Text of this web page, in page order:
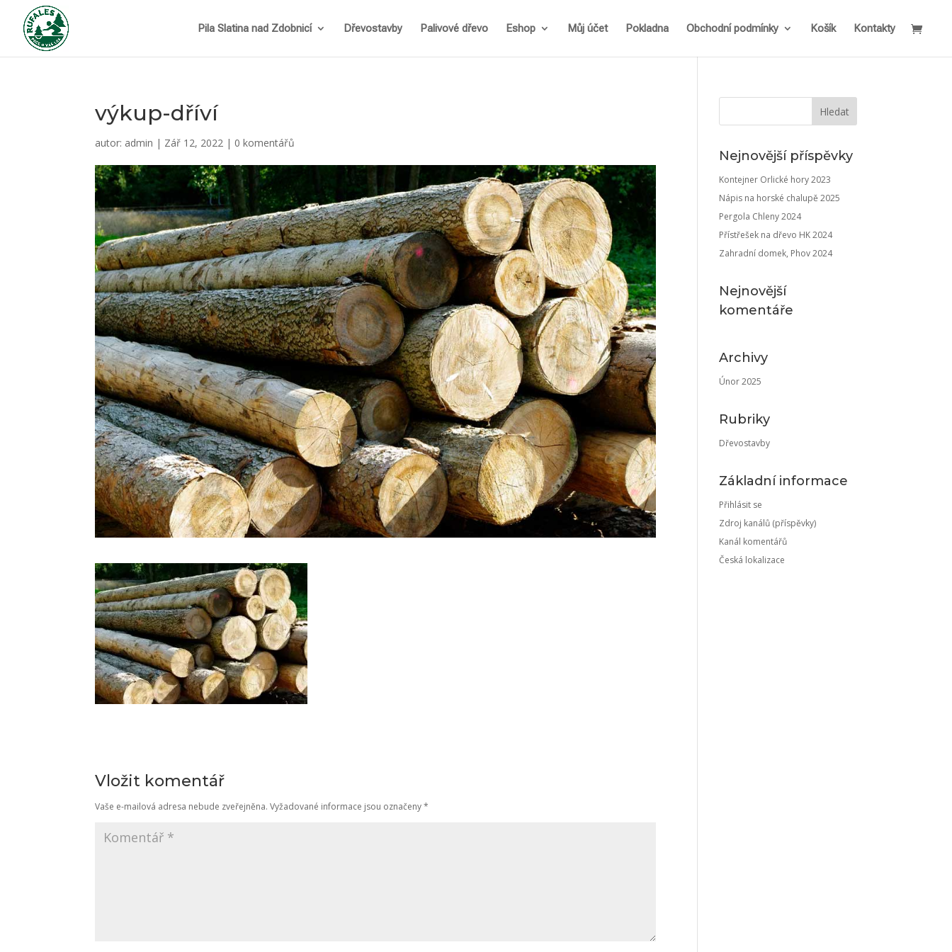
Pila Slatina nad Zdobnicí Dřevostavby Palivové dřevo Eshop Můj účet Pokladna Obchodní podmínky Košík Kontakty
výkup-dříví
autor: admin | Zář 12, 2022 | 0 komentářů
Vložit komentář
Vaše e-mailová adresa nebude zveřejněna. Vyžadované informace jsou označeny*
Nejnovější příspěvky
Kontejner Orlické hory 2023
Nápis na horské chalupě 2025
Pergola Chleny 2024
Přístřešek na dřevo HK 2024
Zahradní domek, Phov 2024
Nejnovější
komentáře
Archivy
Únor 2025
Rubriky
Dřevostavby
Základní informace
Přihlásit se
Zdroj kanálů (příspěvky)
Kanál komentářů
Česká lokalizace